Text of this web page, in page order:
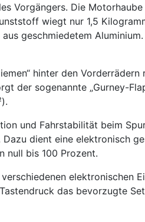
Vorgängers. Die
wiegt nur 1,5
geschmiedetem
hinter den
der sogenannte „Gurney-
und Fahrstabilität beim
dient eine elektronisch
null bis 100 Prozent.
elektronischen
das bevorzugte